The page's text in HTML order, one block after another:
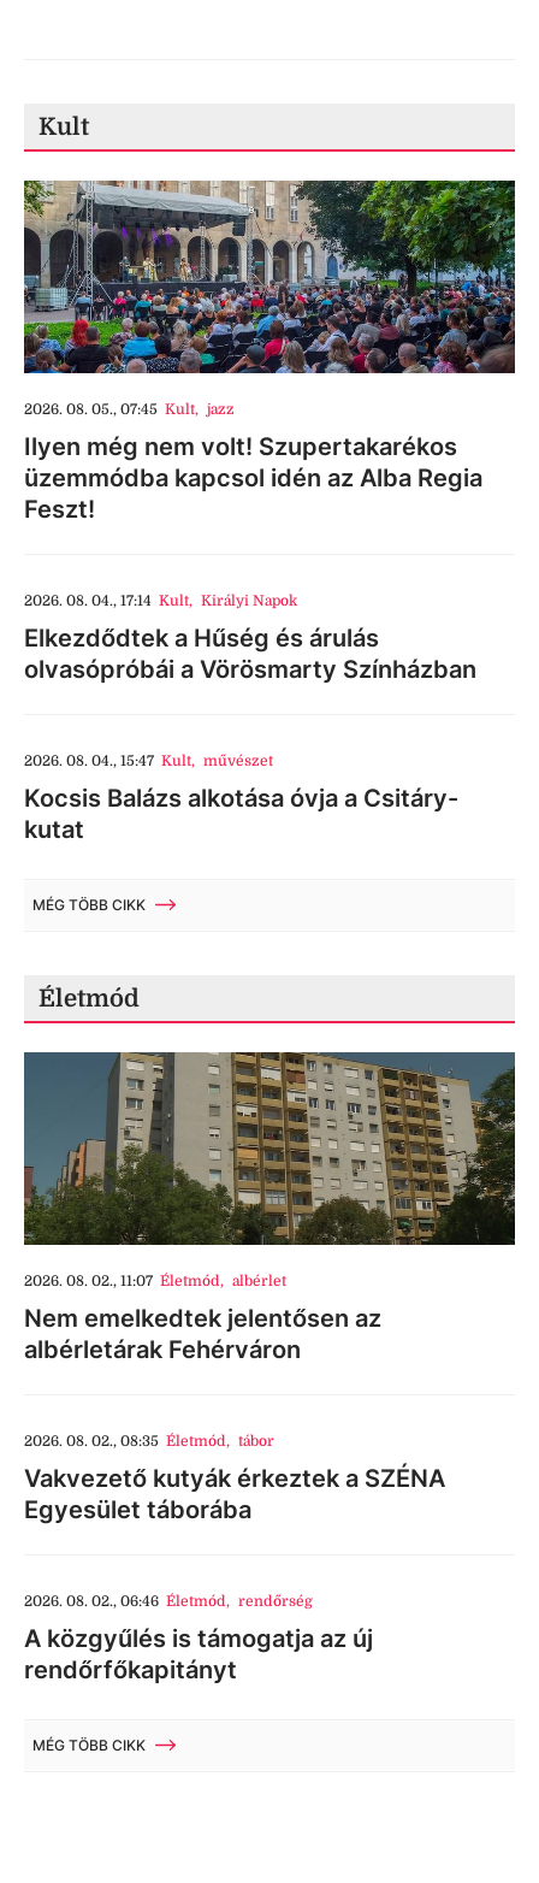
Kult
2026. 08. 05., 07:45 Kult, jazz
Ilyen még nem volt! Szupertakarékos
üzemmódba kapcsol idén az Alba Regia
Feszt!
2026. 08. 04., 17:14 Kult, Királyi Napok
Elkezdődtek a Hűség és árulás
olvasópróbái a Vörösmarty Színházban
2026. 08. 04., 15:47 Kult, művészet
Kocsis Balázs alkotása óvja a Csitáry-
kutat
MÉG TÖBB CIKK
Életmód
2026. 08. 02., 11:07 Életmód, albérlet
Nem emelkedtek jelentősen az
albérletárak Fehérváron
2026. 08. 02., 08:35 Életmód, tábor
Vakvezető kutyák érkeztek a SZÉNA
Egyesület táborába
2026. 08. 02., 06:46 Életmód, rendőrség
A közgyűlés is támogatja az új
rendőrfőkapitányt
MÉG TÖBB CIKK